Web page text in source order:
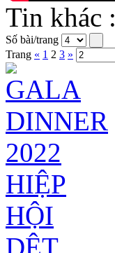
Tin khác :
Số bài/trang
Trang « 1 2 3 »